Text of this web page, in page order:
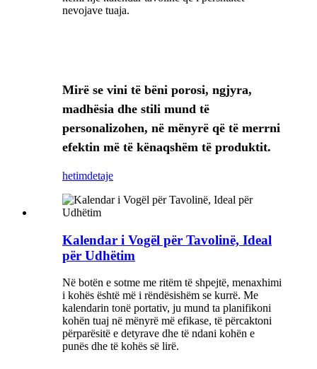
nevojave tuaja.
Mirë se vini të bëni porosi, ngjyra,
madhësia dhe stili mund të
personalizohen, në mënyrë që të merrni
efektin më të kënaqshëm të produktit.
hetimdetaje
Kalendar i Vogël për Tavolinë, Ideal
për Udhëtim
Në botën e sotme me ritëm të shpejtë, menaxhimi
i kohës është më i rëndësishëm se kurrë. Me
kalendarin tonë portativ, ju mund ta planifikoni
kohën tuaj në mënyrë më efikase, të përcaktoni
përparësitë e detyrave dhe të ndani kohën e
punës dhe të kohës së lirë.